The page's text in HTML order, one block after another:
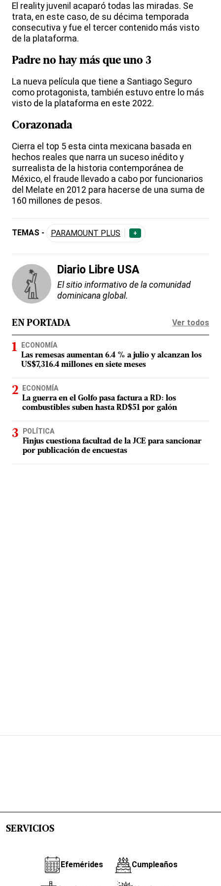
El reality juvenil acaparó todas las miradas. Se
trata, en este caso, de su décima temporada
consecutiva y fue el tercer contenido más visto
de la plataforma.
Padre no hay más que uno 3
La nueva película que tiene a Santiago Seguro
como protagonista, también estuvo entre lo más
visto de la plataforma en este 2022.
Corazonada
Cierra el top 5 esta cinta mexicana basada en
hechos reales que narra un suceso inédito y
surrealista de la historia contemporánea de
México, el fraude llevado a cabo por funcionarios
del Melate en 2012 para hacerse de una suma de
160 millones de pesos.
TEMAS - PARAMOUNT PLUS +
Diario Libre USA
El sitio informativo de la comunidad
dominicana global.
EN PORTADA Ver todos
ECONOMÍA
Las remesas aumentan 6.4 % a julio y alcanzan los
US$7,316.4 millones en siete meses
ECONOMÍA
La guerra en el Golfo pasa factura a RD: los
combustibles suben hasta RD$51 por galón
POLÍTICA
Finjus cuestiona facultad de la JCE para sancionar
por publicación de encuestas
SERVICIOS
Efemérides Cumpleaños